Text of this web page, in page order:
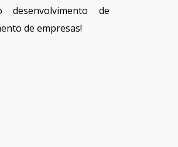
desenvolvimento de
de empresas!